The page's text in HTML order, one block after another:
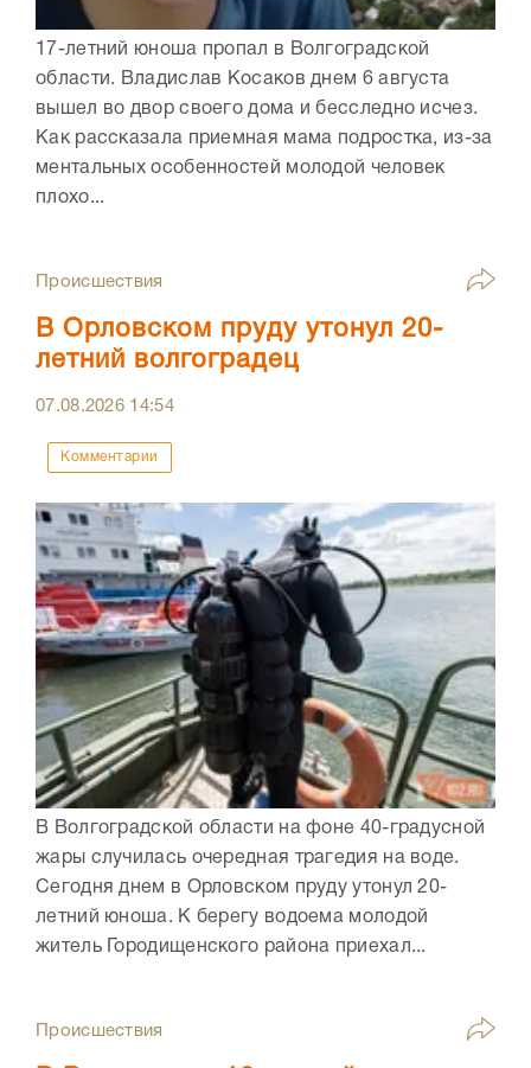
17-летний юноша пропал в Волгоградской
области. Владислав Косаков днем 6 августа
вышел во двор своего дома и бесследно исчез.
Как рассказала приемная мама подростка, из-за
ментальных особенностей молодой человек
плохо...
Происшествия
В Орловском пруду утонул 20-
летний волгоградец
07.08.2026 14:54
Комментарии
В Волгоградской области на фоне 40-градусной
жары случилась очередная трагедия на воде.
Сегодня днем в Орловском пруду утонул 20-
летний юноша. К берегу водоема молодой
житель Городищенского района приехал...
Происшествия